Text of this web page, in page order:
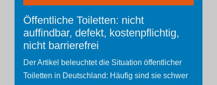
Öffentliche Toiletten: nicht
auffindbar, defekt, kostenpflichtig,
nicht barrierefrei
Der Artikel beleuchtet die Situation öffentlicher
Toiletten in Deutschland: Häufig sind sie schwer